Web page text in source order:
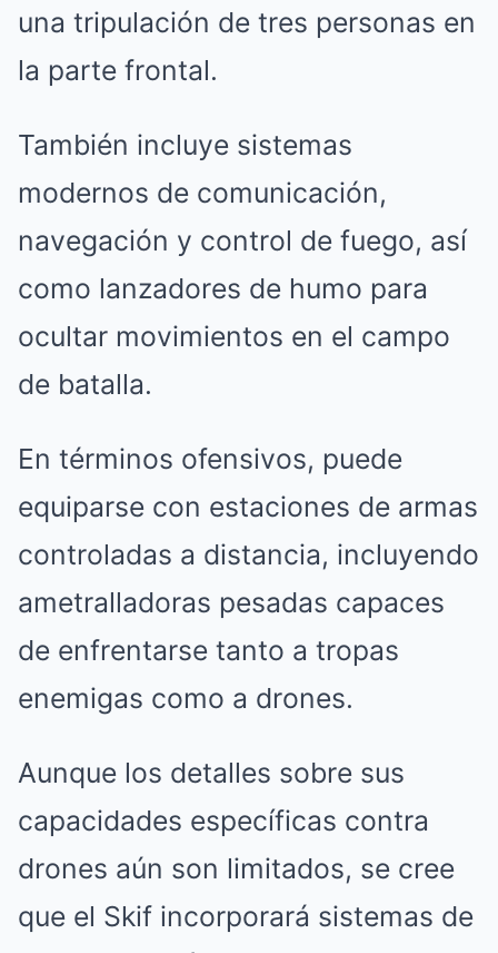
una tripulación de tres personas en
la parte frontal.
También incluye sistemas
modernos de comunicación,
navegación y control de fuego, así
como lanzadores de humo para
ocultar movimientos en el campo
de batalla.
En términos ofensivos, puede
equiparse con estaciones de armas
controladas a distancia, incluyendo
ametralladoras pesadas capaces
de enfrentarse tanto a tropas
enemigas como a drones.
Aunque los detalles sobre sus
capacidades específicas contra
drones aún son limitados, se cree
que el Skif incorporará sistemas de